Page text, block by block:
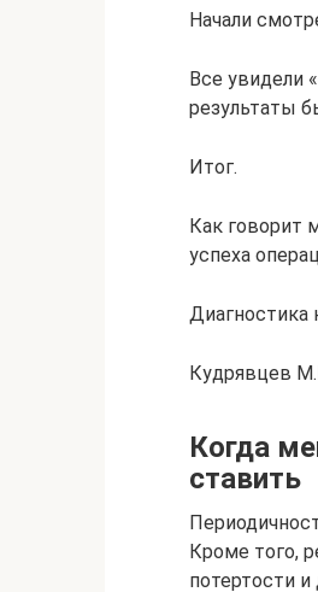
Начали
Все увидели
результаты
Итог.
Как говорит
успеха
Диагностика
Кудрявцев
Когда
ставить
Кроме того,
потертости